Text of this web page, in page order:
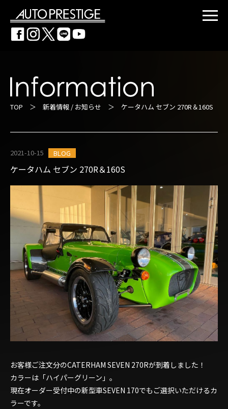
TOP ＞ 新着情報 / お知らせ ＞ ケータハム セブン 270R＆160S
2021-10-15 BLOG
ケータハム セブン 270R＆160S
お客様ご注文分のCATERHAM SEVEN 270Rが到着しました！
カラーは「ハイパーグリーン」。
現在オーダー受付中の新型車SEVEN 170でもご選択いただけるカ
ラーです。